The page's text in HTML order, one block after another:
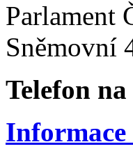
Parlament
Sněmovní
Telefon
Informace